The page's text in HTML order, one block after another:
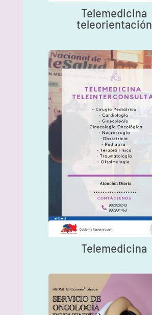
Telemedicina
teleorientación
Telemedicina